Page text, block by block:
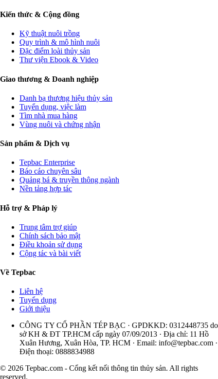
Kiến thức & Cộng đồng
Kỹ thuật nuôi trồng
Quy trình & mô hình nuôi
Đặc điểm loài thủy sản
Thư viện Ebook & Video
Giao thương & Doanh nghiệp
Danh bạ thương hiệu thủy sản
Tuyển dụng, việc làm
Tìm nhà mua hàng
Vùng nuôi và chứng nhận
Sản phẩm & Dịch vụ
Tepbac Enterprise
Báo cáo chuyên sâu
Quảng bá & truyền thông ngành
Nền tảng hợp tác
Hỗ trợ & Pháp lý
Trung tâm trợ giúp
Chính sách bảo mật
Điều khoản sử dụng
Cộng tác và bài viết
Về Tepbac
Liên hệ
Tuyển dụng
Giới thiệu
CÔNG TY CỔ PHẦN TÉP BẠC · GPDKKD: 0312448735 do
sở KH & ĐT TP.HCM cấp ngày 07/09/2013 · Địa chỉ: 11 Hồ
Xuân Hương, Xuân Hòa, TP. HCM · Email: info@tepbac.com ·
Điện thoại: 0888834988
© 2026 Tepbac.com - Cổng kết nối thông tin thủy sản. All rights
reserved.